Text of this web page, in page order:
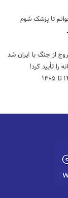
تا پزشک شوم
از جنگ با ایران شد
را تأیید کرد!